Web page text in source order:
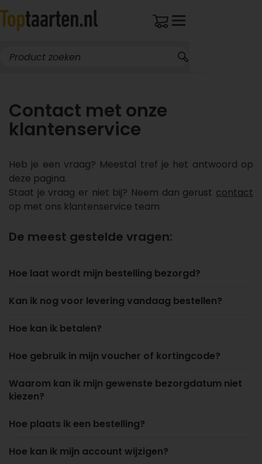
Contact met onze
klantenservice
Heb je een vraag? Meestal tref je het antwoord op
deze pagina.
Staat je vraag er niet bij? Neem dan gerust contact
op met ons klantenservice team
De meest gestelde vragen:
Hoe laat wordt mijn bestelling bezorgd?
Kan ik nog voor levering vandaag bestellen?
Hoe kan ik betalen?
Hoe gebruik in mijn voucher of kortingcode?
Waarom kan ik mijn gewenste bezorgdatum niet
kiezen?
Hoe plaats ik een bestelling?
Hoe kan ik mijn account wijzigen?